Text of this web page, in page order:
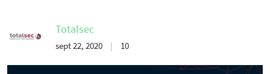
Totalsec
sept 22, 2020 10